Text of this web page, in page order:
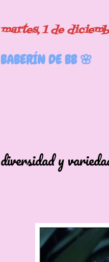
martes, 1 de
BABERÍN DE BB 🌸
diversidad y
para